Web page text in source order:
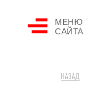
МЕНЮ
САЙТА
НАЗАД